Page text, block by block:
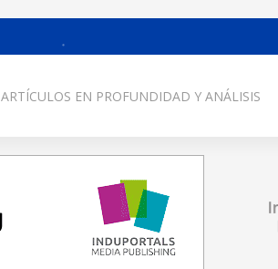
ARTÍCULOS EN PROFUNDIDAD Y ANÁLISIS